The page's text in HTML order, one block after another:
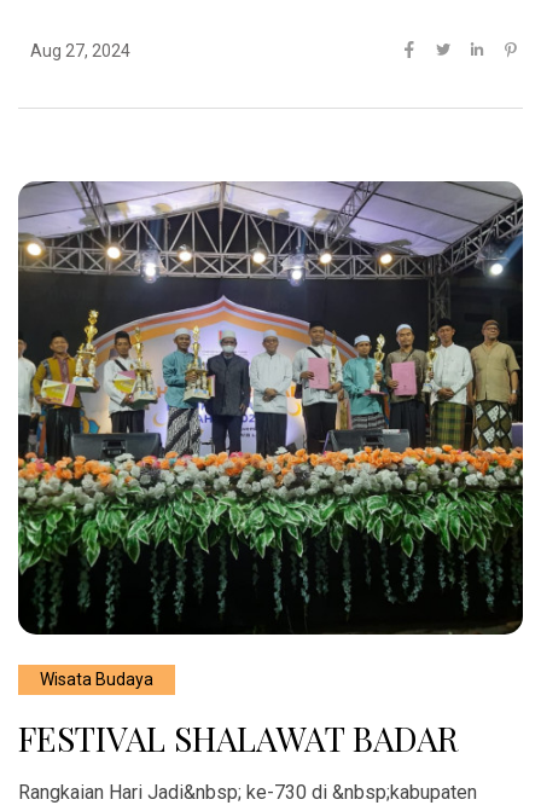
Aug 27, 2024
Wisata Budaya
FESTIVAL SHALAWAT BADAR
Rangkaian Hari Jadi&nbsp; ke-730 di &nbsp;kabupaten